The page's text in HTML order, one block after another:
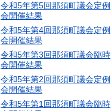
令和5年第5回那須町議会定例
会開催結果
令和5年第4回那須町議会定例
会開催結果
令和5年第3回那須町議会臨時
会開催結果
令和5年第2回那須町議会定例
会開催結果
令和5年第1回那須町議会臨時